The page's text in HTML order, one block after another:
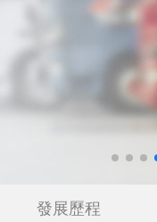
發展歷程